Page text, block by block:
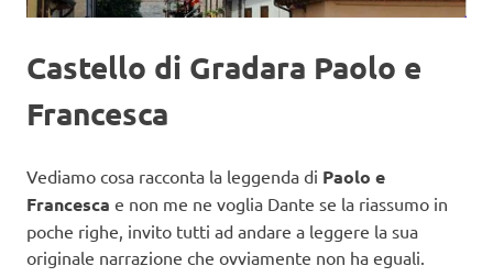
Castello di Gradara Paolo e
Francesca
Vediamo cosa racconta la leggenda di Paolo e
Francesca e non me ne voglia Dante se la riassumo in
poche righe, invito tutti ad andare a leggere la sua
originale narrazione che ovviamente non ha eguali.